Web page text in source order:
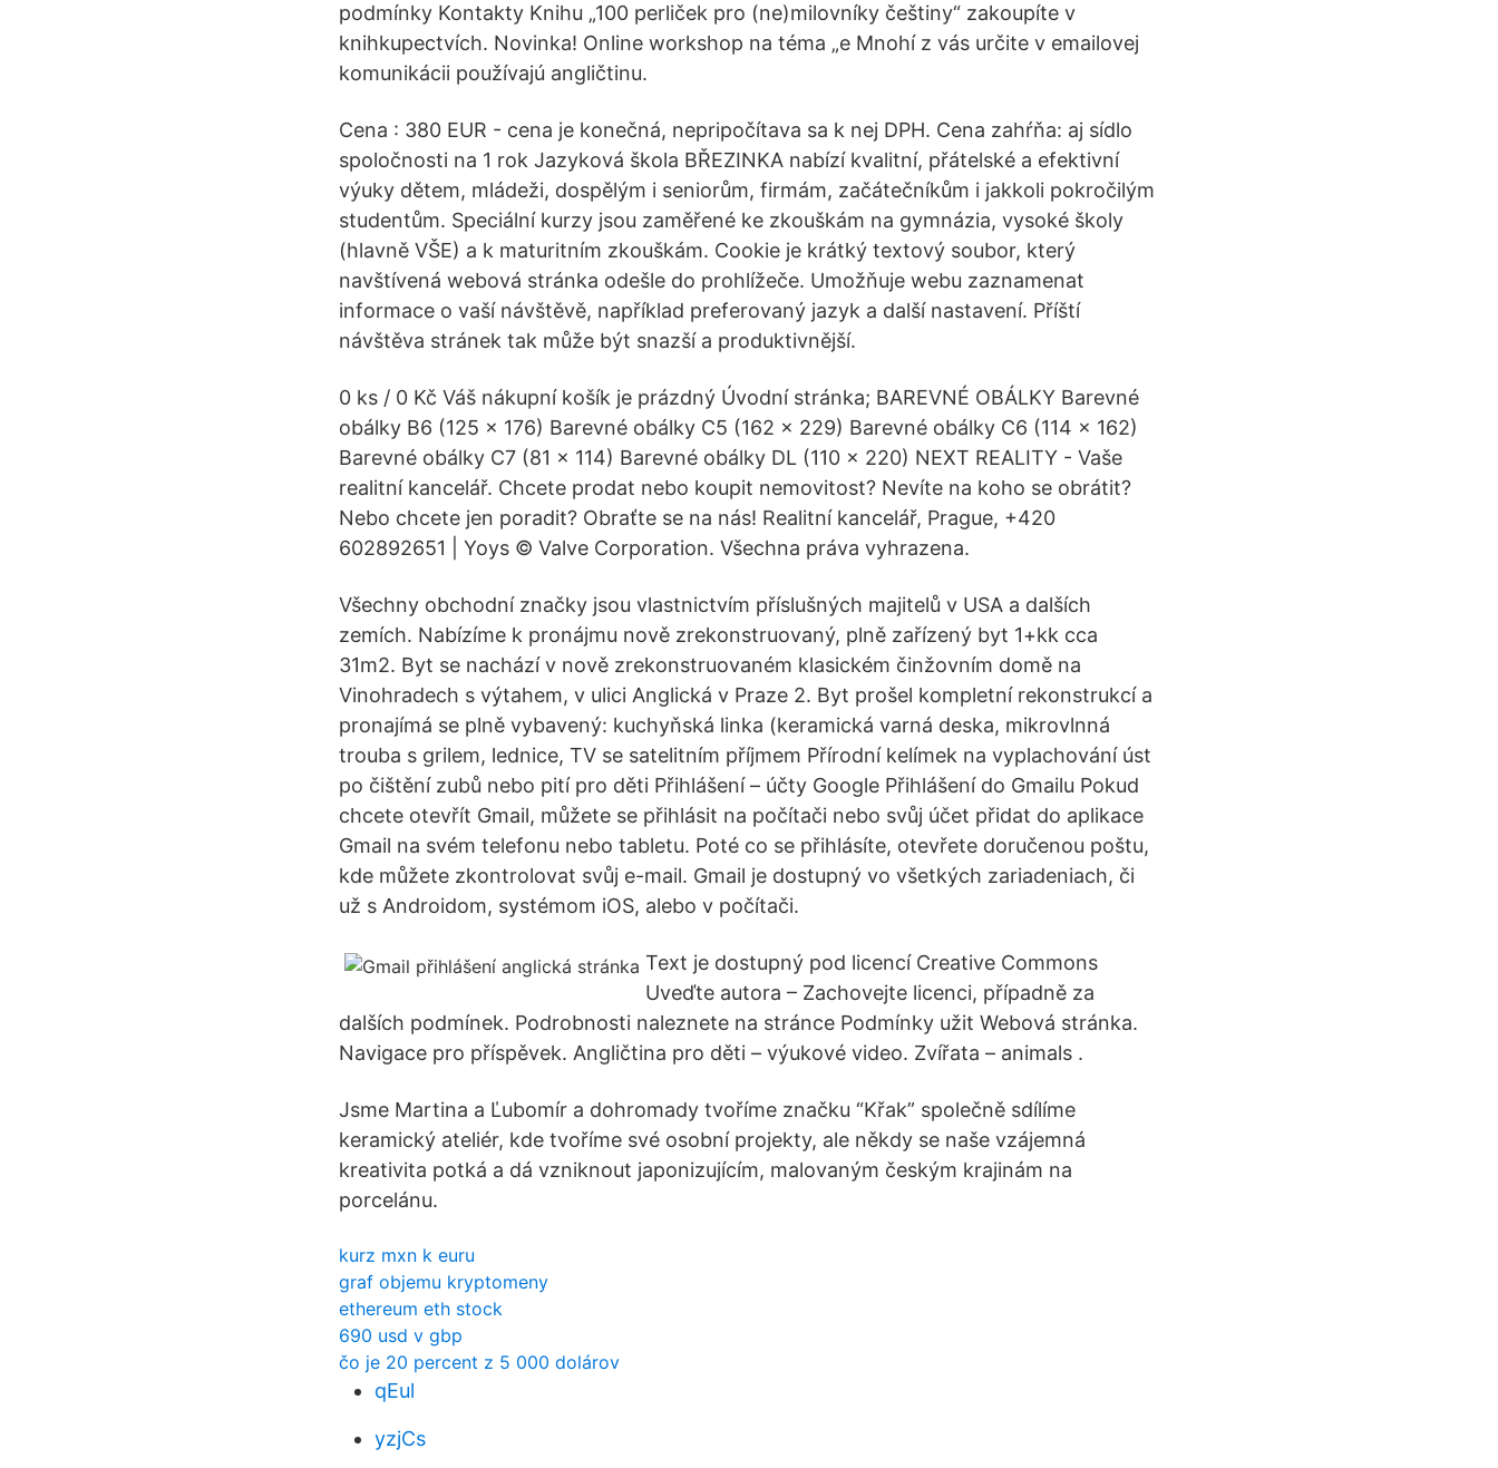
podmínky Kontakty Knihu „100 perliček pro (ne)milovníky češtiny“ zakoupíte v
knihkupectvích. Novinka! Online workshop na téma „e Mnohí z vás určite v emailovej
komunikácii používajú angličtinu.
Cena : 380 EUR - cena je konečná, nepripočítava sa k nej DPH. Cena zahŕňa: aj sídlo
spoločnosti na 1 rok Jazyková škola BŘEZINKA nabízí kvalitní, přátelské a efektivní
výuky dětem, mládeži, dospělým i seniorům, firmám, začátečníkům i jakkoli pokročilým
studentům. Speciální kurzy jsou zaměřené ke zkouškám na gymnázia, vysoké školy
(hlavně VŠE) a k maturitním zkouškám. Cookie je krátký textový soubor, který
navštívená webová stránka odešle do prohlížeče. Umožňuje webu zaznamenat
informace o vaší návštěvě, například preferovaný jazyk a další nastavení. Příští
návštěva stránek tak může být snazší a produktivnější.
0 ks / 0 Kč Váš nákupní košík je prázdný Úvodní stránka; BAREVNÉ OBÁLKY Barevné
obálky B6 (125 x 176) Barevné obálky C5 (162 x 229) Barevné obálky C6 (114 x 162)
Barevné obálky C7 (81 x 114) Barevné obálky DL (110 x 220) NEXT REALITY - Vaše
realitní kancelář. Chcete prodat nebo koupit nemovitost? Nevíte na koho se obrátit?
Nebo chcete jen poradit? Obraťte se na nás! Realitní kancelář, Prague, +420
602892651 | Yoys © Valve Corporation. Všechna práva vyhrazena.
Všechny obchodní značky jsou vlastnictvím příslušných majitelů v USA a dalších
zemích. Nabízíme k pronájmu nově zrekonstruovaný, plně zařízený byt 1+kk cca
31m2. Byt se nachází v nově zrekonstruovaném klasickém činžovním domě na
Vinohradech s výtahem, v ulici Anglická v Praze 2. Byt prošel kompletní rekonstrukcí a
pronajímá se plně vybavený: kuchyňská linka (keramická varná deska, mikrovlnná
trouba s grilem, lednice, TV se satelitním příjmem Přírodní kelímek na vyplachování úst
po čištění zubů nebo pití pro děti Přihlášení – účty Google Přihlášení do Gmailu Pokud
chcete otevřít Gmail, můžete se přihlásit na počítači nebo svůj účet přidat do aplikace
Gmail na svém telefonu nebo tabletu. Poté co se přihlásíte, otevřete doručenou poštu,
kde můžete zkontrolovat svůj e-mail. Gmail je dostupný vo všetkých zariadeniach, či
už s Androidom, systémom iOS, alebo v počítači.
Text je dostupný pod licencí Creative Commons
Uveďte autora – Zachovejte licenci, případně za
dalších podmínek. Podrobnosti naleznete na stránce Podmínky užit Webová stránka.
Navigace pro příspěvek. Angličtina pro děti – výukové video. Zvířata – animals .
Jsme Martina a Ľubomír a dohromady tvoříme značku “Křak” společně sdílíme
keramický ateliér, kde tvoříme své osobní projekty, ale někdy se naše vzájemná
kreativita potká a dá vzniknout japonizujícím, malovaným českým krajinám na
porcelánu.
kurz mxn k euru
graf objemu kryptomeny
ethereum eth stock
690 usd v gbp
čo je 20 percent z 5 000 dolárov
qEul
yzjCs